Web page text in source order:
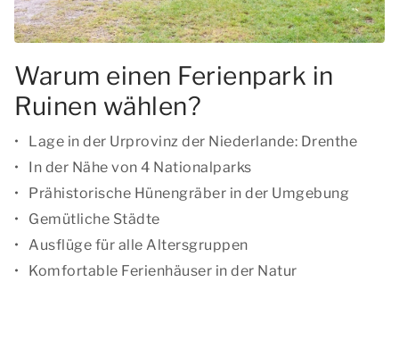
Warum einen Ferienpark in
Ruinen wählen?
Lage in der Urprovinz der Niederlande: Drenthe
In der Nähe von 4 Nationalparks
Prähistorische Hünengräber in der Umgebung
Gemütliche Städte
Ausflüge für alle Altersgruppen
Komfortable Ferienhäuser in der Natur